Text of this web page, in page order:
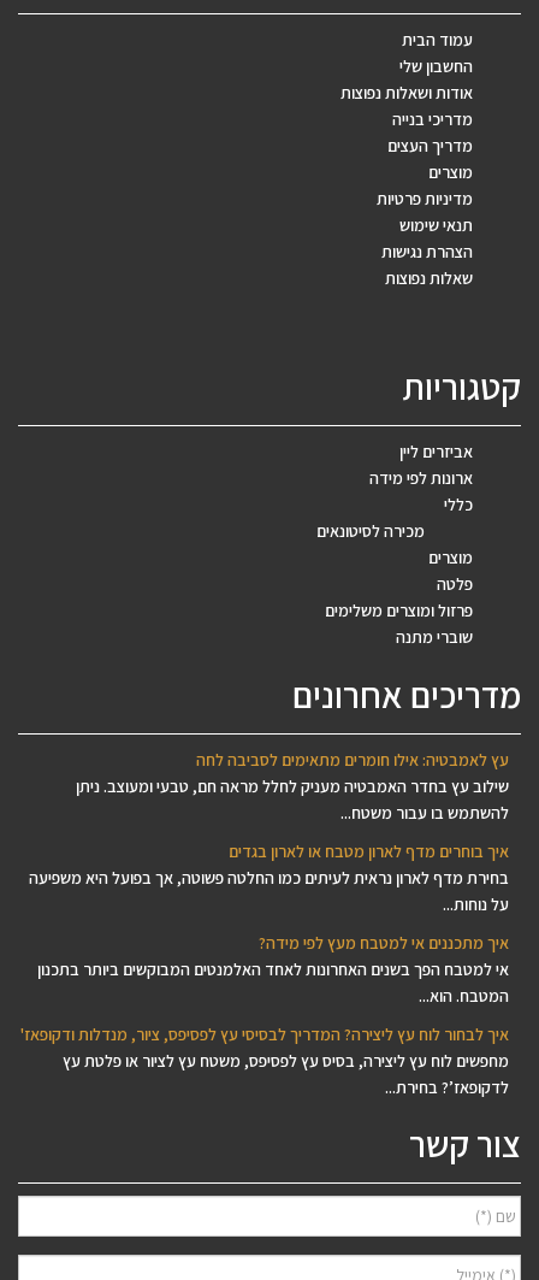
עמוד הבית
החשבון שלי
אודות ושאלות נפוצות
מדריכי בנייה
מדריך העצים
מוצרים
מדיניות פרטיות
תנאי שימוש
הצהרת נגישות
שאלות נפוצות
קטגוריות
אביזרים ליין
ארונות לפי מידה
כללי
מכירה לסיטונאים
מוצרים
פלטה
פרזול ומוצרים משלימים
שוברי מתנה
מדריכים אחרונים
עץ לאמבטיה: אילו חומרים מתאימים לסביבה לחה
שילוב עץ בחדר האמבטיה מעניק לחלל מראה חם, טבעי ומעוצב. ניתן
להשתמש בו עבור משטח...
איך בוחרים מדף לארון מטבח או לארון בגדים
בחירת מדף לארון נראית לעיתים כמו החלטה פשוטה, אך בפועל היא משפיעה
על נוחות...
איך מתכננים אי למטבח מעץ לפי מידה?
אי למטבח הפך בשנים האחרונות לאחד האלמנטים המבוקשים ביותר בתכנון
המטבח. הוא...
איך לבחור לוח עץ ליצירה? המדריך לבסיסי עץ לפסיפס, ציור, מנדלות ודקופאז'
מחפשים לוח עץ ליצירה, בסיס עץ לפסיפס, משטח עץ לציור או פלטת עץ
לדקופאז’? בחירת...
צור קשר